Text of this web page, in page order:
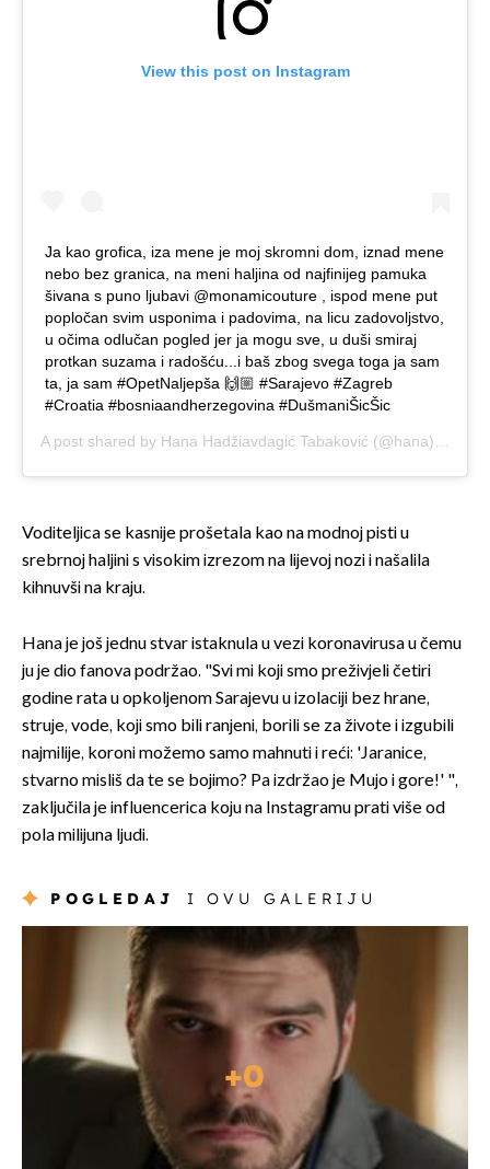
View this post on Instagram
Ja kao grofica, iza mene je moj skromni dom, iznad mene
nebo bez granica, na meni haljina od najfinijeg pamuka
šivana s puno ljubavi @monamicouture , ispod mene put
popločan svim usponima i padovima, na licu zadovoljstvo,
u očima odlučan pogled jer ja mogu sve, u duši smiraj
protkan suzama i radošću...i baš zbog svega toga ja sam
ta, ja sam #OpetNaljepša 🙌🏼 #Sarajevo #Zagreb
#Croatia #bosniaandherzegovina #DušmaniŠicŠic
A post shared by Hana Hadžiavdagić Tabaković (@hana) on
Voditeljica se kasnije prošetala kao na modnoj pisti u
srebrnoj haljini s visokim izrezom na lijevoj nozi i našalila
kihnuvši na kraju.
Hana je još jednu stvar istaknula u vezi koronavirusa u čemu
ju je dio fanova podržao. "Svi mi koji smo preživjeli četiri
godine rata u opkoljenom Sarajevu u izolaciji bez hrane,
struje, vode, koji smo bili ranjeni, borili se za živote i izgubili
najmilije, koroni možemo samo mahnuti i reći: 'Jaranice,
stvarno misliš da te se bojimo? Pa izdržao je Mujo i gore!' ",
zaključila je influencerica koju na Instagramu prati više od
pola milijuna ljudi.
POGLEDAJ I OVU GALERIJU
+0